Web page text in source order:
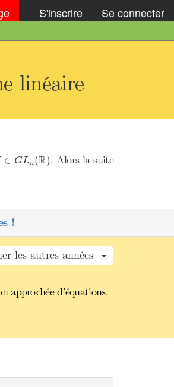
S'inscrire Se connecter
linéaire
∈ GLn(R)
∈GLn R) . Alors la suite
!
les autres années
approchée d’équations.